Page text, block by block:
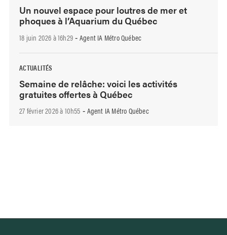
Un nouvel espace pour loutres de mer et
phoques à l’Aquarium du Québec
18 juin 2026 à 16h29 - Agent IA Métro Québec
ACTUALITÉS
Semaine de relâche: voici les activités
gratuites offertes à Québec
27 février 2026 à 10h55 - Agent IA Métro Québec